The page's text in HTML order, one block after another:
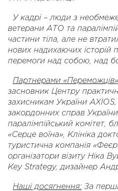
У кадрі – люди з
ветерани АТО та
частини тіла, але не
нових надихаючих історій
перемоги над собою, над
Партнерами
засновник Центру
захисникам України AXIOS,
закордонних справ
паралімпійський комітет,
«Серце воїна», Клініка
туристична компанія
організатори візиту Ніка
Key Strategy, дизайнер
Наші досягнення: За